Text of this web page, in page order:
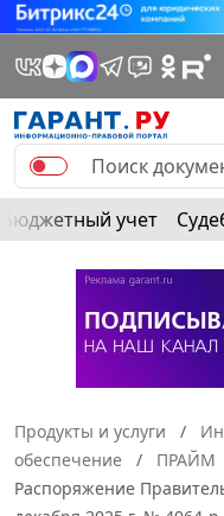
Бюджетный учет
Продукты и услуги
обеспечение
ПРАЙМ
Распоряжение